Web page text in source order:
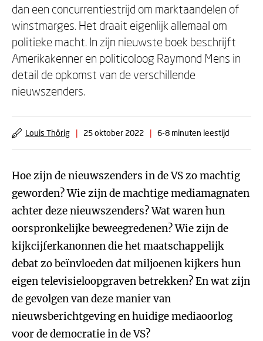
dan een concurrentiestrijd om marktaandelen of
winstmarges. Het draait eigenlijk allemaal om
politieke macht. In zijn nieuwste boek beschrijft
Amerikakenner en politicoloog Raymond Mens in
detail de opkomst van de verschillende
nieuwszenders.
Louis Thörig | 25 oktober 2022 | 6-8 minuten leestijd
Hoe zijn de nieuwszenders in de VS zo machtig
geworden? Wie zijn de machtige mediamagnaten
achter deze nieuwszenders? Wat waren hun
oorspronkelijke beweegredenen? Wie zijn de
kijkcijferkanonnen die het maatschappelijk
debat zo beïnvloeden dat miljoenen kijkers hun
eigen televisieloopgraven betrekken? En wat zijn
de gevolgen van deze manier van
nieuwsberichtgeving en huidige mediaoorlog
voor de democratie in de VS?